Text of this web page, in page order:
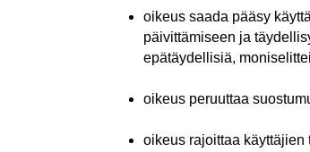
oikeus saada pääsy
päivittämiseen ja
epätäydellisiä,
oikeus peruuttaa
oikeus rajoittaa käyttäjien